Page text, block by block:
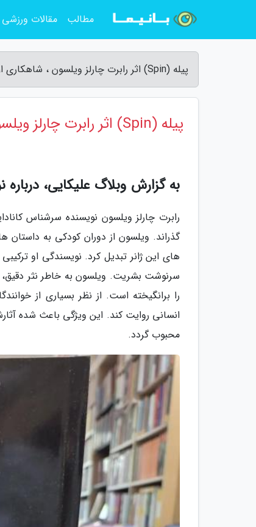
پیله (Spin) اثر رابرت چارلز ویلسون ، شاهکاری از علمی، تخیلی معاصر - وبلاگ علیکایی
پیله (Spin) اثر رابرت چارلز ویلسون ، شاهکاری از علمی، تخیلی معاصر
به گزارش وبلاگ علیکایی،
گذراند. ویلسون از دوران کودکی به داستان
های این ژانر تبدیل کرد. نویسندگی او
سرنوشت بشریت. ویلسون به خاطر نثر دقیق،
را برانگیخته است. از نظر بسیاری از
انسانی روایت کند. این ویژگی باعث شده
محبوب گردد.
مطالب مقالات ورزشی